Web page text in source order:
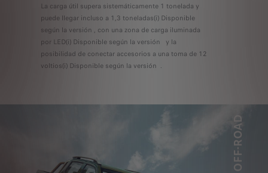
La carga útil supera sistemáticamente 1 tonelada y
puede llegar incluso a 1,3 toneladas(i) Disponible
según la versión , con una zona de carga iluminada
por LED(i) Disponible según la versión y la
posibilidad de conectar accesorios a una toma de 12
voltios(i) Disponible según la versión .
OFF-ROAD